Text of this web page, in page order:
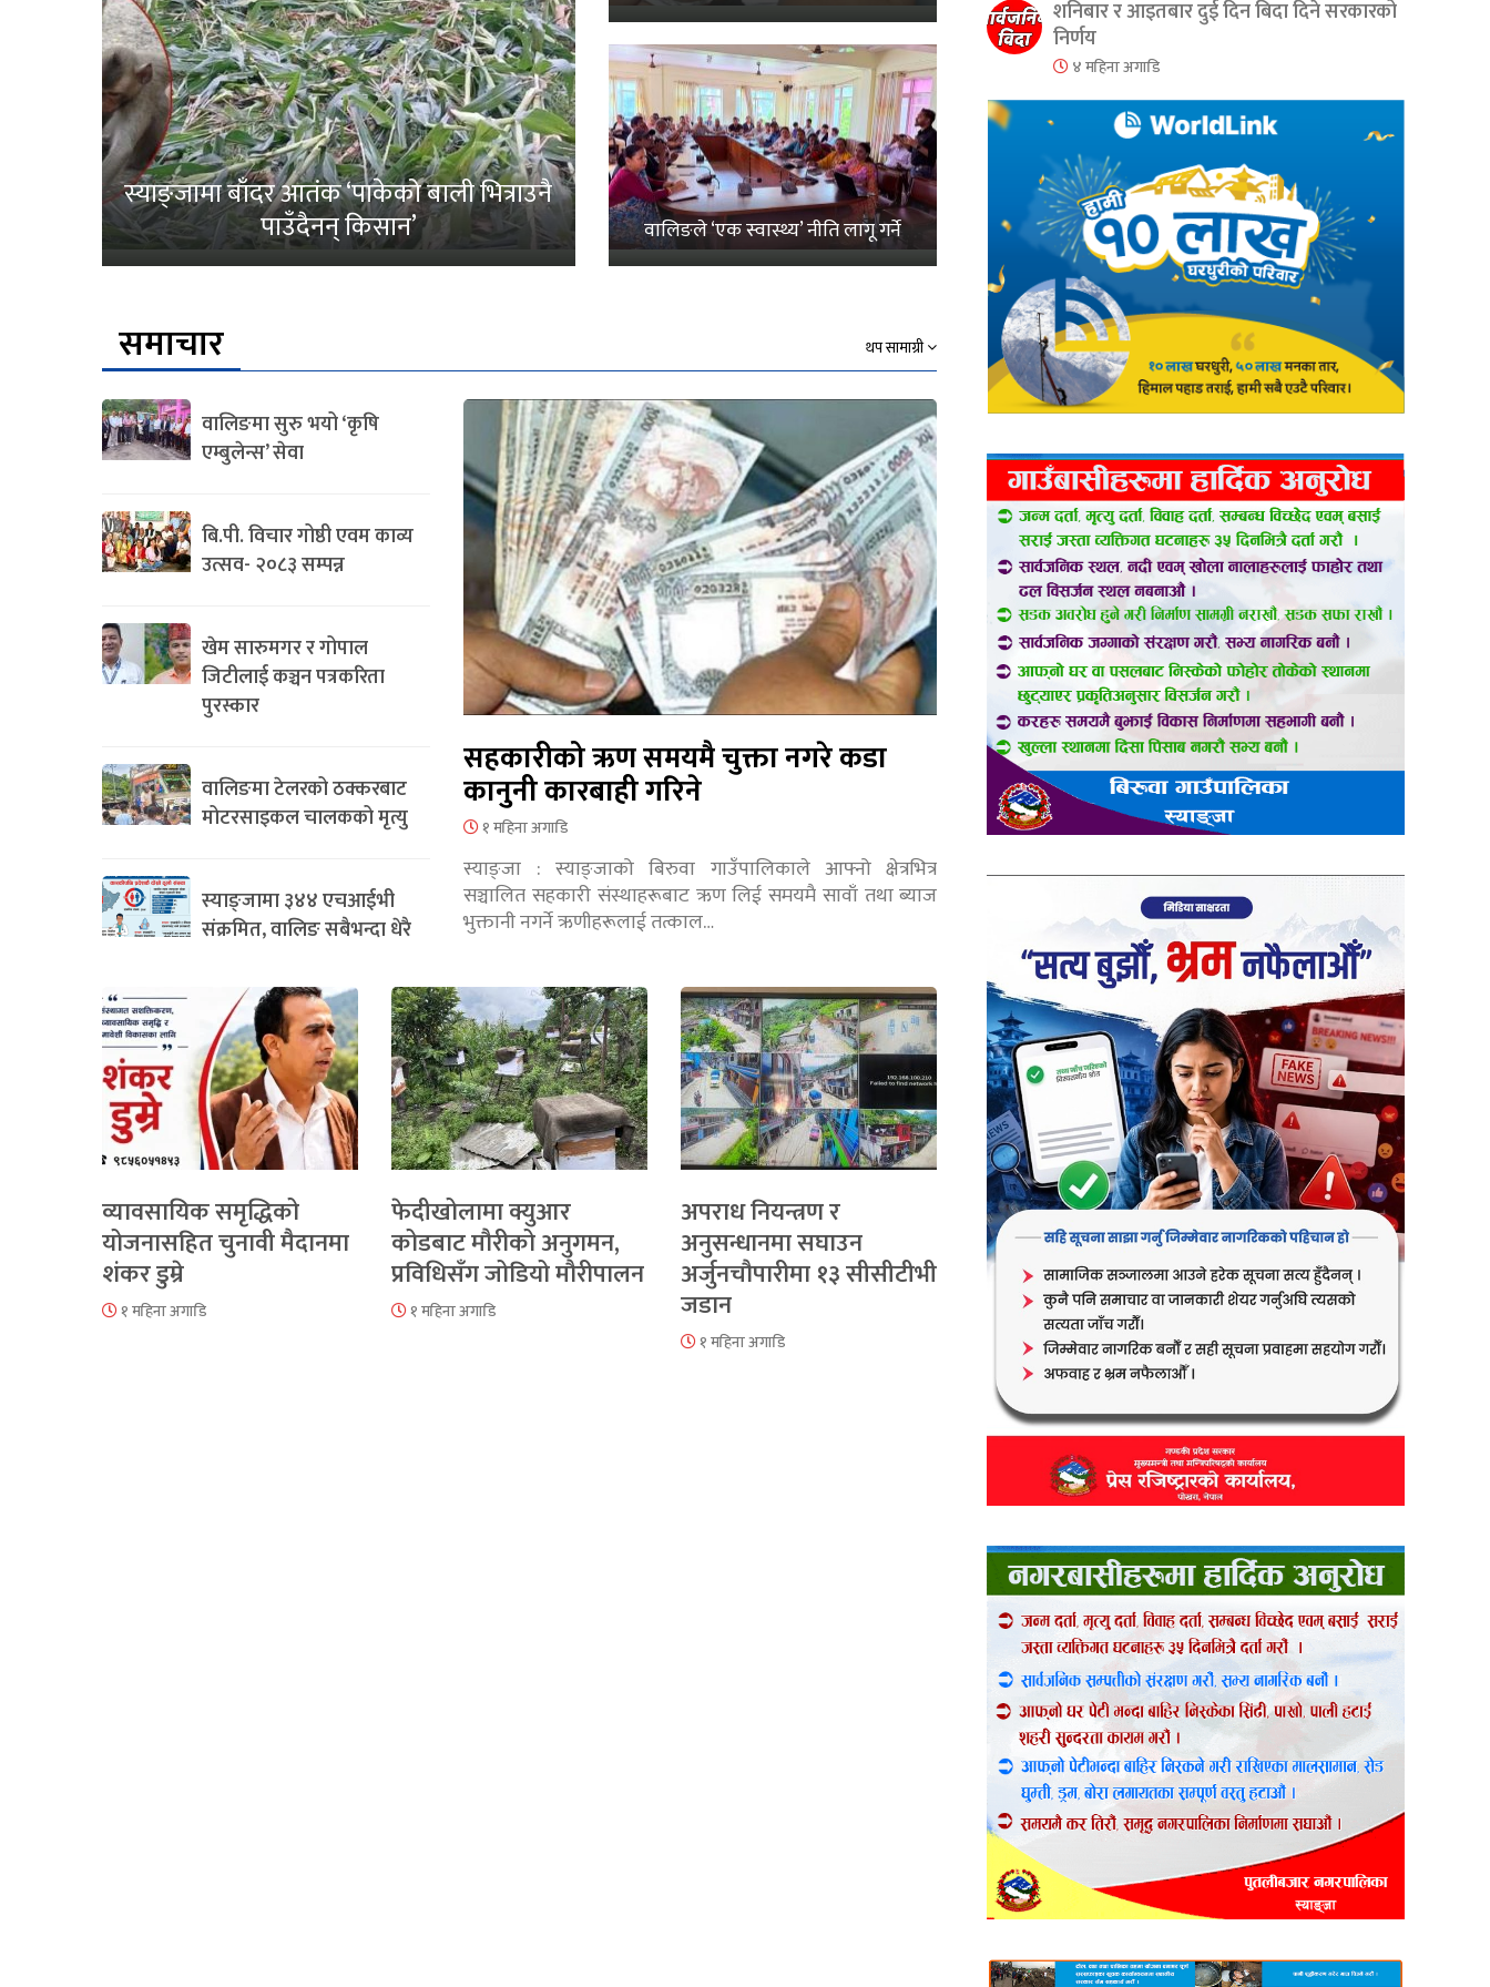
स्याङ्जामा बाँदर आतंक ‘पाकेको बाली भित्राउनै
पाउँदैनन् किसान’ वालिङले ‘एक स्वास्थ्य’ नीति लागू गर्ने
समाचार थप सामाग्री
वालिङमा सुरु भयो ‘कृषि
एम्बुलेन्स’ सेवा
बि.पी. विचार गोष्ठी एवम काव्य
उत्सव- २०८३ सम्पन्न
खेम सारुमगर र गोपाल
जिटीलाई कञ्चन पत्रकरिता
पुरस्कार
वालिङमा टेलरको ठक्करबाट
मोटरसाइकल चालकको मृत्यु
स्याङ्जामा ३४४ एचआईभी
संक्रमित, वालिङ सबैभन्दा धेरै
सहकारीको ऋण समयमै चुक्ता नगरे कडा
कानुनी कारबाही गरिने
१ महिना अगाडि
स्याङ्जा : स्याङ्जाको बिरुवा गाउँपालिकाले आफ्नो क्षेत्रभित्र
सञ्चालित सहकारी संस्थाहरूबाट ऋण लिई समयमै सावाँ तथा ब्याज
भुक्तानी नगर्ने ऋणीहरूलाई तत्काल…
व्यावसायिक समृद्धिको
योजनासहित चुनावी मैदानमा
शंकर डुम्रे
१ महिना अगाडि
फेदीखोलामा क्युआर
कोडबाट मौरीको अनुगमन,
प्रविधिसँग जोडियो मौरीपालन
१ महिना अगाडि
अपराध नियन्त्रण र
अनुसन्धानमा सघाउन
अर्जुनचौपारीमा १३ सीसीटीभी
जडान
१ महिना अगाडि
शनिबार र आइतबार दुई दिन बिदा दिने सरकारको
निर्णय
४ महिना अगाडि